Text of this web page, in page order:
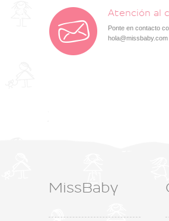
Atención al
Ponte en contacto
hola@missbaby.com
MissBaby